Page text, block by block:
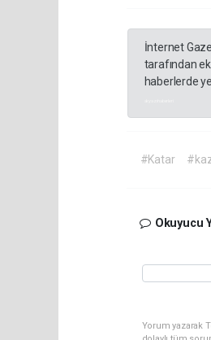
İnternet
tarafından
haberlerde
#Katar
Okuyucu
Yorum yazarak